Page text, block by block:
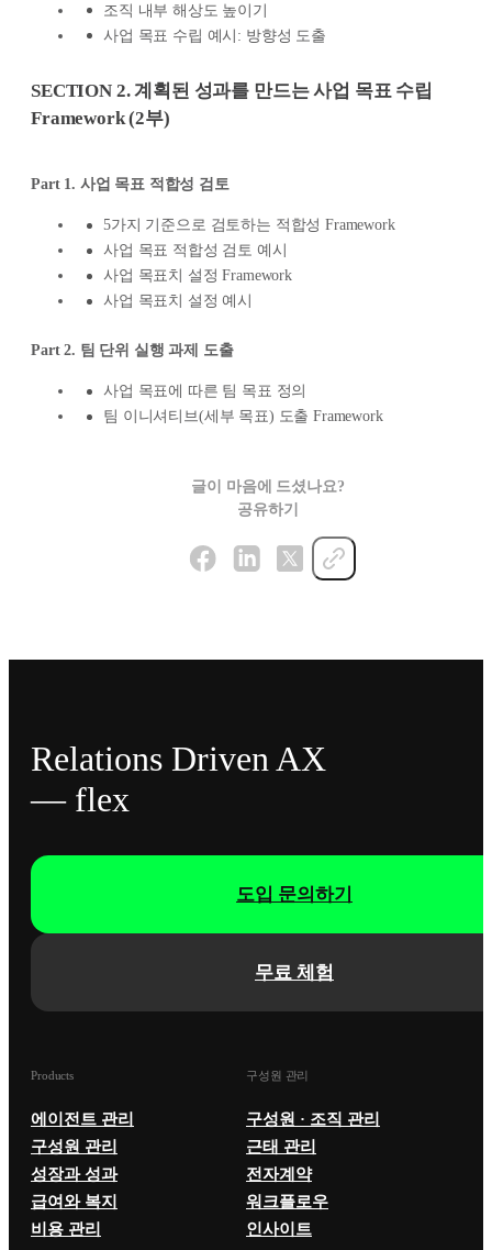
조직 내부 해상도 높이기
사업 목표 수립 예시: 방향성 도출
SECTION 2. 계획된 성과를 만드는 사업 목표 수립
Framework (2부)
Part 1. 사업 목표 적합성 검토
5가지 기준으로 검토하는 적합성 Framework
사업 목표 적합성 검토 예시
사업 목표치 설정 Framework
사업 목표치 설정 예시
Part 2. 팀 단위 실행 과제 도출
사업 목표에 따른 팀 목표 정의
팀 이니셔티브(세부 목표) 도출 Framework
글이 마음에 드셨나요?
공유하기
Relations Driven AX
— flex
무료 체험
도입 문의하기
Products
에이전트 관리
구성원 관리
성장과 성과
급여와 복지
비용 관리
구성원 관리
구성원 · 조직 관리
근태 관리
전자계약
워크플로우
인사이트